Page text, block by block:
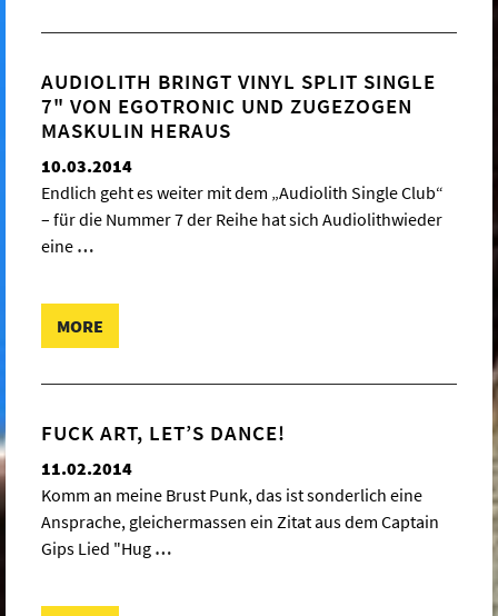
AUDIOLITH BRINGT VINYL SPLIT SINGLE
7" VON EGOTRONIC UND ZUGEZOGEN
MASKULIN HERAUS
10.03.2014
Endlich geht es weiter mit dem „Audiolith Single Club“
– für die Nummer 7 der Reihe hat sich Audiolithwieder
eine …
MORE
FUCK ART, LET’S DANCE!
11.02.2014
Komm an meine Brust Punk, das ist sonderlich eine
Ansprache, gleichermassen ein Zitat aus dem Captain
Gips Lied "Hug …